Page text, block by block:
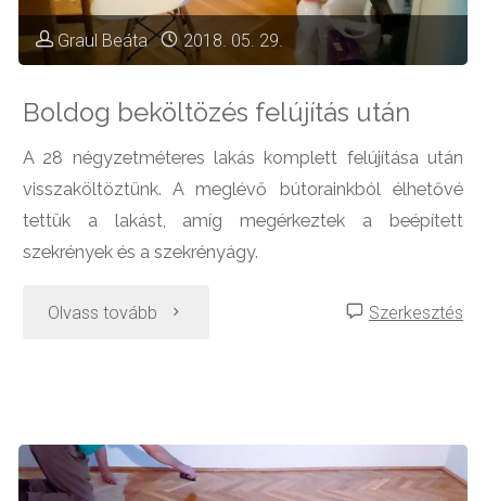
Graul Beáta 2018. 05. 29.
Boldog beköltözés felújítás után
A 28 négyzetméteres lakás komplett felújítása után
visszaköltöztünk. A meglévő bútorainkból élhetővé
tettük a lakást, amíg megérkeztek a beépített
szekrények és a szekrényágy.
Olvass tovább "Boldog
után"
Szerkesztés